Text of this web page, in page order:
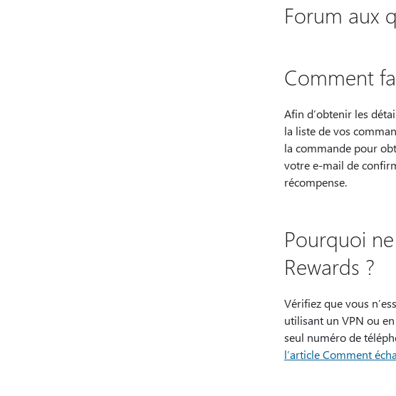
Forum aux
Comment
Afin d’obtenir les
la liste de vos
la commande pour
votre e-mail de
récompense.
Pourquoi
Rewards ?
Vérifiez que vous
utilisant un VPN ou
seul numéro de
l’article Comment